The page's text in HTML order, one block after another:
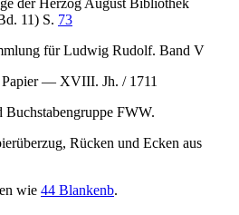
der Herzog August Bibliothek
11) S. 73
für Ludwig Rudolf. Band V
— XVIII. Jh. / 1711
Buchstabengruppe FWW.
Rücken und Ecken aus
wie 44 Blankenb.